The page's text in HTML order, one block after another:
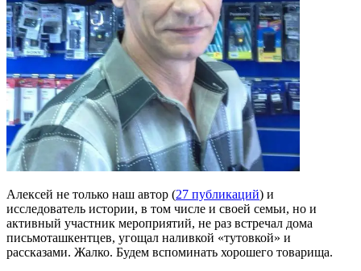
Алексей не только наш автор (27 публикаций) и
исследователь истории, в том числе и своей семьи, но и
активный участник мероприятий, не раз встречал дома
письмоташкентцев, угощал наливкой «тутовкой» и
рассказами. Жалко. Будем вспоминать хорошего товарища.